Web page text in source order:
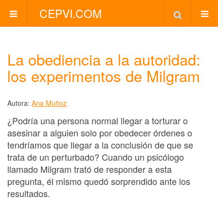
CEPVI.COM
La obediencia a la autoridad:
los experimentos de Milgram
Autora: Ana Muñoz
¿Podría una persona normal llegar a torturar o
asesinar a alguien solo por obedecer órdenes o
tendríamos que llegar a la conclusión de que se
trata de un perturbado? Cuando un psicólogo
llamado Milgram trató de responder a esta
pregunta, él mismo quedó sorprendido ante los
resultados.